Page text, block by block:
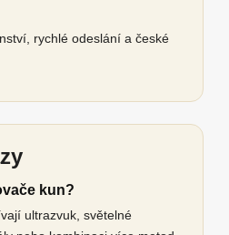
rychlé odeslání a české
kun?
ultrazvuk, světelné